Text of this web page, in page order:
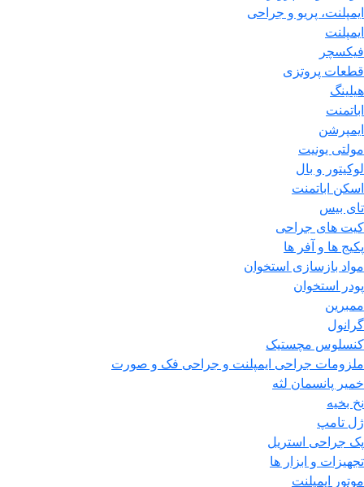
ایمپلنت، پریو و جراحی
ایمپلنت
فیکسچر
قطعات پروتزی
هیلینگ
اباتمنت
ایمپرشن
مولتی یونیت
لوکیتور و بال
اسکن اباتمنت
تای بیس
کیت های جراحی
پکیج ها و آفر ها
مواد بازسازی استخوان
پودر استخوان
ممبرین
گرانول
کنسلوس مچستیک
ملزومات جراحی ایمپلنت و جراحی فک و صورت
خمیر پانسمان لثه
نخ بخیه
ژل تامپ
پک جراحی استریل
تجهیزات و ابزار ها
موتور ایمپلنت